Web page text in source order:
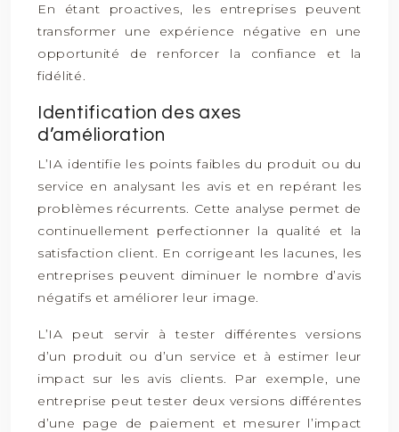
En étant proactives, les entreprises peuvent
transformer une expérience négative en une
opportunité de renforcer la confiance et la
fidélité.
Identification des axes
d’amélioration
L’IA identifie les points faibles du produit ou du
service en analysant les avis et en repérant les
problèmes récurrents. Cette analyse permet de
continuellement perfectionner la qualité et la
satisfaction client. En corrigeant les lacunes, les
entreprises peuvent diminuer le nombre d’avis
négatifs et améliorer leur image.
L’IA peut servir à tester différentes versions
d’un produit ou d’un service et à estimer leur
impact sur les avis clients. Par exemple, une
entreprise peut tester deux versions différentes
d’une page de paiement et mesurer l’impact